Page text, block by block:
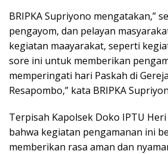
BRIPKA Supriyono mengatakan,”
pengayom, dan pelayan
kegiatan maayarakat, seperti
sore ini untuk memberikan
memperingati hari Paskah di
Resapombo,” kata BRIPKA
Terpisah Kapolsek Doko IPTU Heri
bahwa kegiatan pengamanan ini
memberikan rasa aman dan